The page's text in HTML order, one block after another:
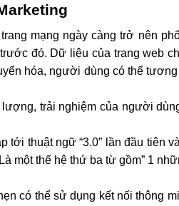
mạng ngày càng trở nên
đó. Dữ liệu của trang web
hóa, người dùng có thể
trải nghiệm của người
tới thuật ngữ “3.0” lần đầu tiên
một thế hệ thứ ba từ gồm” 1
có thể sử dụng kết nối thông